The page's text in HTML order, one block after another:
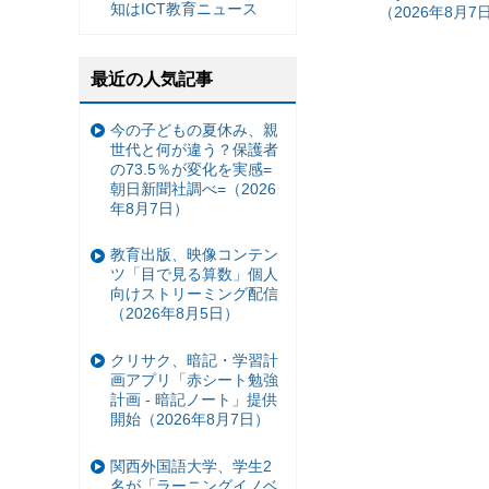
（2026年8月7
知はICT教育ニュース
最近の人気記事
今の子どもの夏休み、親
世代と何が違う？保護者
の73.5％が変化を実感=
朝日新聞社調べ=（2026
年8月7日）
教育出版、映像コンテン
ツ「目で見る算数」個人
向けストリーミング配信
（2026年8月5日）
クリサク、暗記・学習計
画アプリ「赤シート勉強
計画 - 暗記ノート」提供
開始（2026年8月7日）
関西外国語大学、学生2
名が「ラーニングイノベ